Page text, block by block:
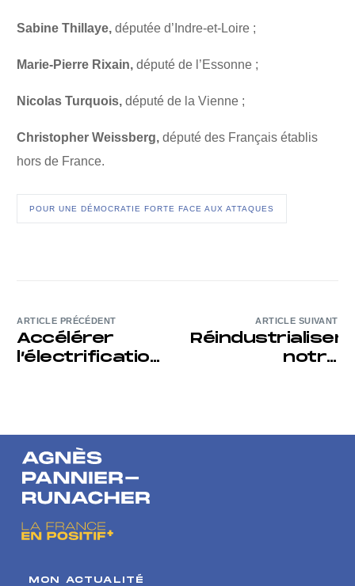
Sabine Thillaye,députée d’Indre-et-Loire ;
Marie-Pierre Rixain, député de l’Essonne ;
Nicolas Turquois,député de la Vienne ;
Christopher Weissberg, député des Français établis
hors de France.
POUR UNE DÉMOCRATIE FORTE FACE AUX ATTAQUES
ARTICLE PRÉCÉDENT
Accélérer
l’électrification
fiscalité
énergétique
ARTICLE SUIVANT
Réindustrialiser
notre
importer de
MON ACTUALITÉ